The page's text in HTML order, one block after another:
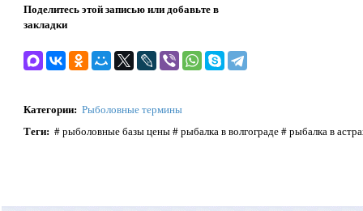
Поделитесь этой записью или добавьте в
закладки
Категории: Рыболовные термины
Теги: # рыболовные базы цены # рыбалка в волгограде # рыбалка в